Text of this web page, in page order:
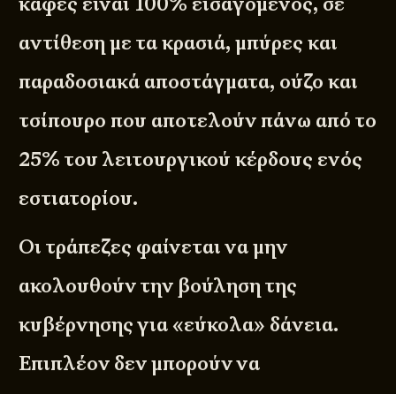
αντίθεση με τα κρασιά, μπύρες και
παραδοσιακά αποστάγματα, ούζο και
τσίπουρο που αποτελούν πάνω από το
25% του λειτουργικού κέρδους ενός
εστιατορίου.
Οι τράπεζες φαίνεται να μην
ακολουθούν την βούληση της
κυβέρνησης για «εύκολα» δάνεια.
Επιπλέον δεν μπορούν να